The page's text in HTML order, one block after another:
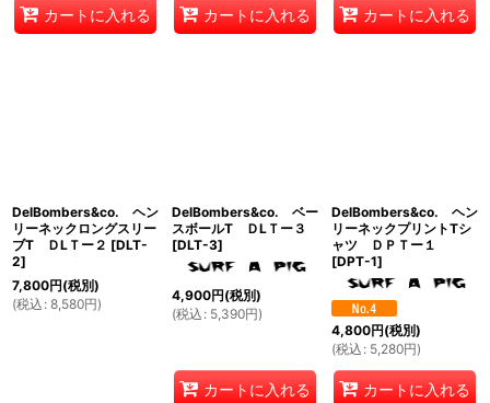
カートに入れる カートに入れる カートに入れる
DelBombers&co. ヘン
リーネックロングスリー
ブT ＤLＴー２ [DLT-
2]
7,800円(税別)
(税込 : 8,580円)
DelBombers&co. ベー
スボールT ＤLＴー３
[DLT-3]
4,900円(税別)
(税込 : 5,390円)
カートに入れる
DelBombers&co. ヘン
リーネックプリントTシ
ャツ ＤＰＴー１
[DPT-1]
4,800円(税別)
(税込 : 5,280円)
カートに入れる